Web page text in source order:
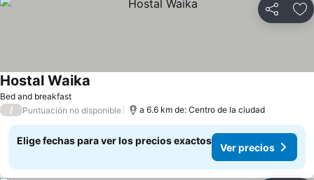
Compartir
Bed and breakfast
Hostal Waika
/ Puntuación no disponible a 6.6 km de: Centro de la ciudad
Elige fechas para ver los precios exactos
Ver precios